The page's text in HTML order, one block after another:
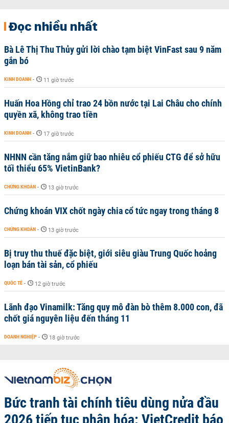
Đọc nhiều nhất
Bà Lê Thị Thu Thủy gửi lời chào tạm biệt VinFast sau 9 năm
gắn bó
KINH DOANH - 11 giờ trước
Huấn Hoa Hồng chỉ trao 24 bồn nước tại Lai Châu cho chính
quyền xã, không trao tiền
KINH DOANH - 17 giờ trước
NHNN cần tăng nắm giữ bao nhiêu cổ phiếu CTG để sở hữu
tối thiểu 65% VietinBank?
CHỨNG KHOÁN - 13 giờ trước
Chứng khoán VIX chốt ngày chia cổ tức ngay trong tháng 8
CHỨNG KHOÁN - 13 giờ trước
Bị truy thu thuế đặc biệt, giới siêu giàu Trung Quốc hoảng
loạn bán tài sản, cổ phiếu
QUỐC TẾ - 12 giờ trước
Lãnh đạo Vinamilk: Tăng quy mô đàn bò thêm 8.000 con, đã
chốt giá nguyên liệu đến tháng 11
DOANH NGHIỆP - 18 giờ trước
Bức tranh tài chính tiêu dùng nửa đầu
2026 tiếp tục phân hóa: VietCredit báo